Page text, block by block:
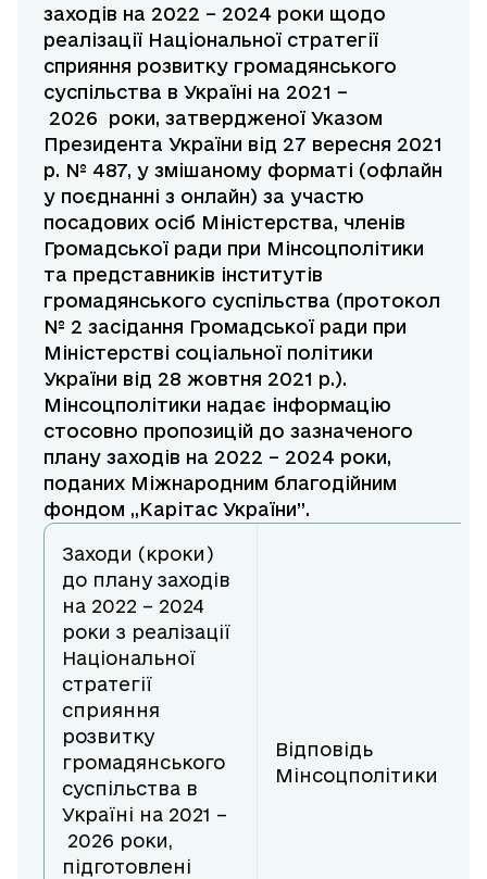
заходів на 2022 – 2024 роки щодо
реалізації Національної стратегії
сприяння розвитку громадянського
суспільства в Україні на 2021 –
2026 роки, затвердженої Указом
Президента України від 27 вересня 2021
р. № 487, у змішаному форматі (офлайн
у поєднанні з онлайн) за участю
посадових осіб Міністерства, членів
Громадської ради при Мінсоцполітики
та представників інститутів
громадянського суспільства (протокол
№ 2 засідання Громадської ради при
Міністерстві соціальної політики
України від 28 жовтня 2021 р.).
Мінсоцполітики надає інформацію
стосовно пропозицій до зазначеного
плану заходів на 2022 – 2024 роки,
поданих Міжнародним благодійним
фондом ,,Карітас України”.
Заходи (кроки)
до плану заходів
на 2022 – 2024
роки з реалізації
Національної
стратегії
сприяння
розвитку
громадянського
суспільства в
Україні на 2021 –
2026 роки,
підготовлені
Відповідь
Мінсоцполітики